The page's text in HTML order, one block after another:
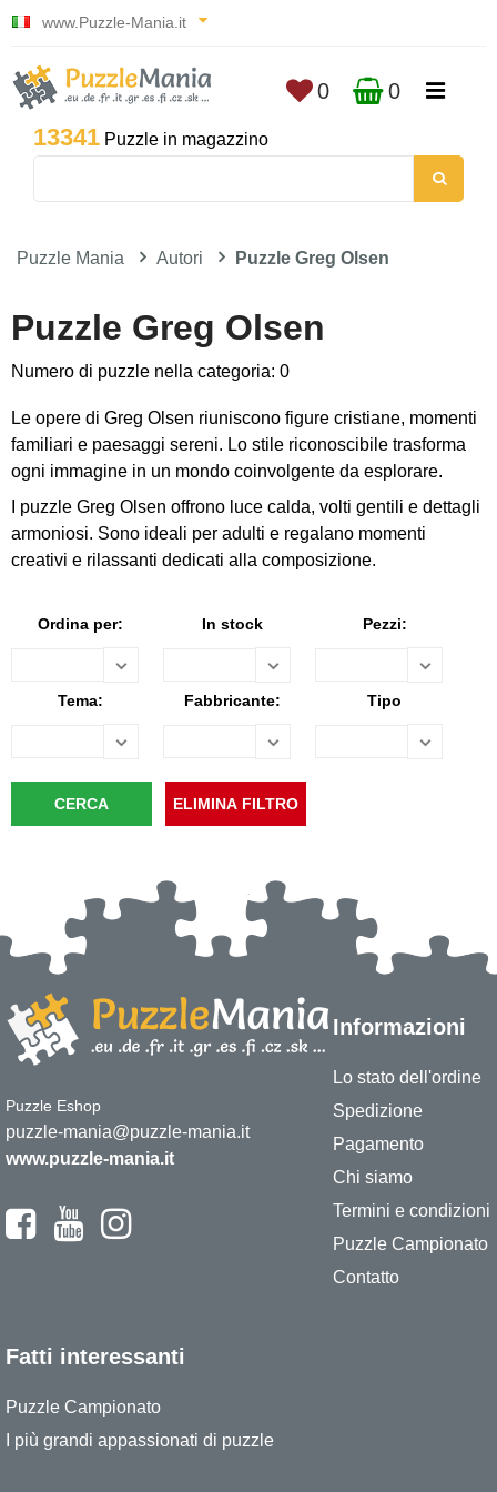
www.Puzzle-Mania.it
13341 Puzzle in magazzino
0 0
Puzzle Mania Autori Puzzle Greg Olsen
Puzzle Greg Olsen
Numero di puzzle nella categoria: 0
Le opere di Greg Olsen riuniscono figure cristiane, momenti
familiari e paesaggi sereni. Lo stile riconoscibile trasforma
ogni immagine in un mondo coinvolgente da esplorare.
I puzzle Greg Olsen offrono luce calda, volti gentili e dettagli
armoniosi. Sono ideali per adulti e regalano momenti
creativi e rilassanti dedicati alla composizione.
Ordina per: In stock Pezzi:
Tema: Fabbricante: Tipo
Puzzle Eshop
puzzle-mania@puzzle-mania.it
www.puzzle-mania.it
Informazioni
Lo stato dell'ordine
Spedizione
Pagamento
Chi siamo
Termini e condizioni
Puzzle Campionato
Contatto
Fatti interessanti
Puzzle Campionato
I più grandi appassionati di puzzle